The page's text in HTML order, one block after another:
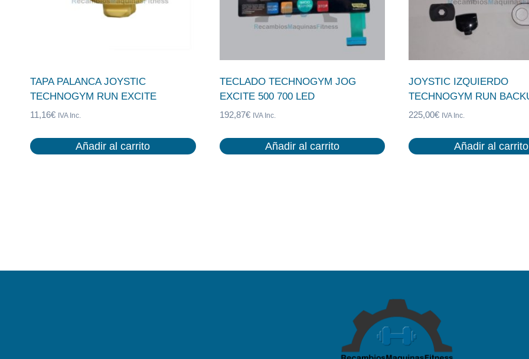
TAPA PALANCA JOYSTIC
TECHNOGYM RUN EXCITE
11,16€ IVA Inc.
Añadir al carrito
TECLADO TECHNOGYM JOG
EXCITE 500 700 LED
192,87€ IVA Inc.
Añadir al carrito
JOYSTIC IZQUIERDO
TECHNOGYM RUN
225,00€ IVA Inc.
Añadir al carrito